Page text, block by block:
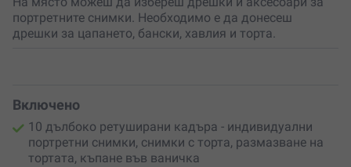
портретните снимки. Необходимо е да донесеш
дрешки за цапането, бански, хавлия и торта.
Включено
10 дълбоко ретуширани кадъра - индивидуални
портретни снимки, снимки с торта, размазване на
тортата, къпане във ваничка